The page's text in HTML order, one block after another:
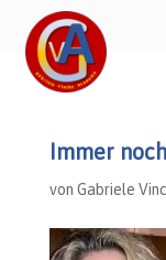
Immer
von Gabriele